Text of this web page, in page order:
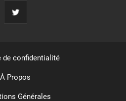
de confidentialité
À Propos
Générales